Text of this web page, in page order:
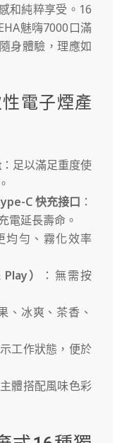
和純粹享受。16
魅嗨7000口滿
身體驗，理應如
電子煙產
：足以滿足重度使
C 快充接口 ：
電延長壽命。
均勻、霧化效率
）
：無需按
、冰爽、茶香、
工作狀態，便於
主體搭配風味色彩